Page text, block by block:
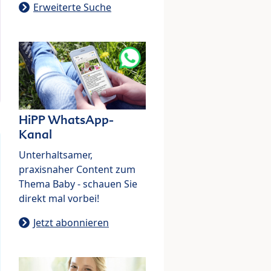
Erweiterte Suche
HiPP WhatsApp-
Kanal
Unterhaltsamer,
praxisnaher Content zum
Thema Baby - schauen Sie
direkt mal vorbei!
Jetzt abonnieren